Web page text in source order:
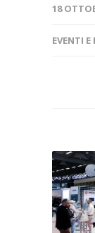
18
EVENTI E